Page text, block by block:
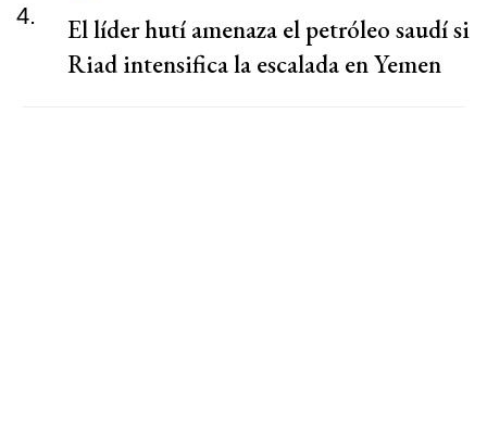
4.
El líder hutí amenaza el petróleo saudí si
Riad intensifica la escalada en Yemen